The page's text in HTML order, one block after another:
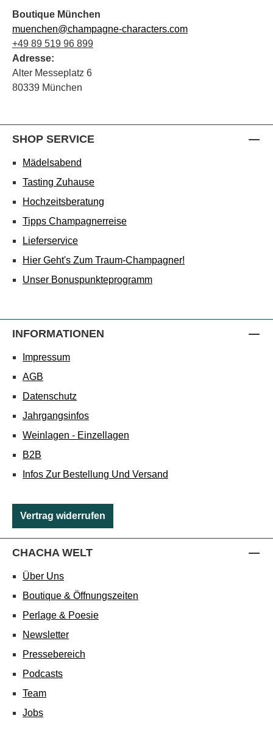
Boutique München
muenchen@champagne-characters.com
+49 89 519 96 899
Adresse:
Alter Messeplatz 6
80339 München
SHOP SERVICE
Mädelsabend
Tasting Zuhause
Hochzeitsberatung
Tipps Champagnerreise
Lieferservice
Hier Geht's Zum Traum-Champagner!
Unser Bonuspunkteprogramm
INFORMATIONEN
Impressum
AGB
Datenschutz
Jahrgangsinfos
Weinlagen - Einzellagen
B2B
Infos Zur Bestellung Und Versand
Vertrag widerrufen
CHACHA WELT
Über Uns
Boutique & Öffnungszeiten
Perlage & Poesie
Newsletter
Pressebereich
Podcasts
Team
Jobs